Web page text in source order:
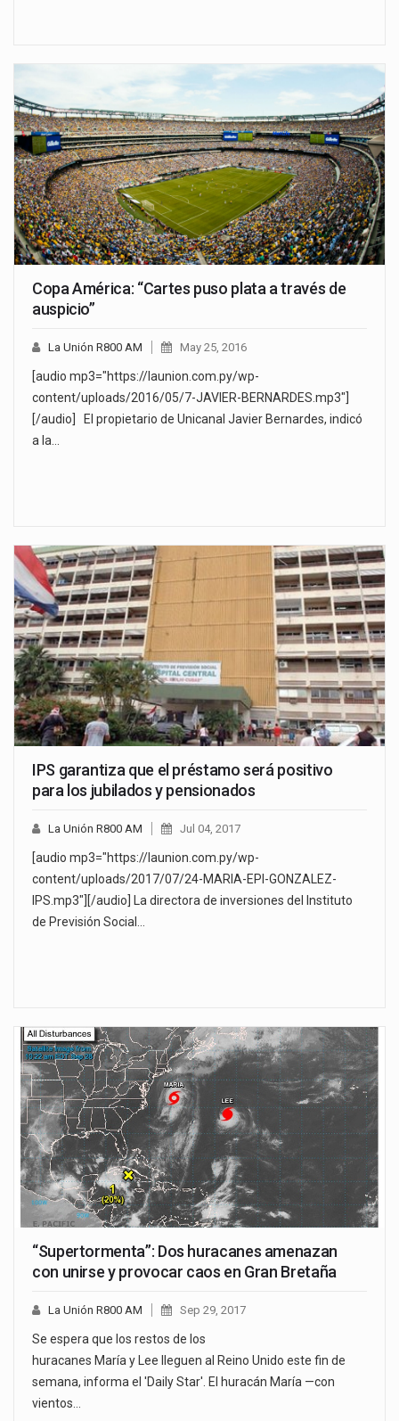
Copa América: “Cartes puso plata a través de
auspicio”
La Unión R800 AM May 25, 2016
[audio mp3="https://launion.com.py/wp-
content/uploads/2016/05/7-JAVIER-BERNARDES.mp3"]
[/audio] El propietario de Unicanal Javier Bernardes, indicó
a la…
IPS garantiza que el préstamo será positivo
para los jubilados y pensionados
La Unión R800 AM Jul 04, 2017
[audio mp3="https://launion.com.py/wp-
content/uploads/2017/07/24-MARIA-EPI-GONZALEZ-
IPS.mp3"][/audio] La directora de inversiones del Instituto
de Previsión Social…
“Supertormenta”: Dos huracanes amenazan
con unirse y provocar caos en Gran Bretaña
La Unión R800 AM Sep 29, 2017
Se espera que los restos de los
huracanes María y Lee lleguen al Reino Unido este fin de
semana, informa el 'Daily Star'. El huracán María —con
vientos…